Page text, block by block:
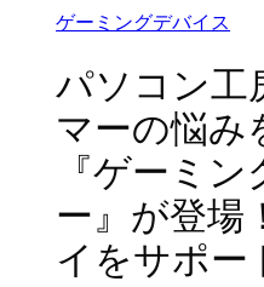
ゲーミングデバイス
パソコン工
マーの悩み
『ゲーミ
ー』が登場
イをサポー